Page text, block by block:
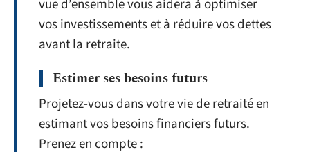
vue d’ensemble vous aidera à optimiser
vos investissements et à réduire vos dettes
avant la retraite.
Estimer ses besoins futurs
Projetez-vous dans votre vie de retraité en
estimant vos besoins financiers futurs.
Prenez en compte :